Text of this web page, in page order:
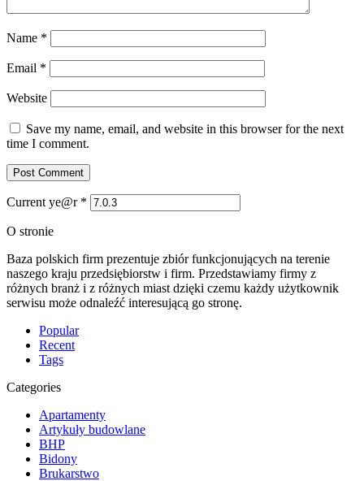
Name *
Email *
Website
Save my name, email, and website in this browser for the next
time I comment.
Current ye@r *
O stronie
Baza polskich firm prezentuje zbiór funkcjonujących na terenie
naszego kraju przedsiębiorstw i firm. Przedstawiamy firmy z
różnych branż i z różnych miast dzięki czemu każdy użytkownik
serwisu może odnaleźć interesującą go stronę.
Popular
Recent
Tags
Categories
Apartamenty
Artykuły budowlane
BHP
Bidony
Brukarstwo